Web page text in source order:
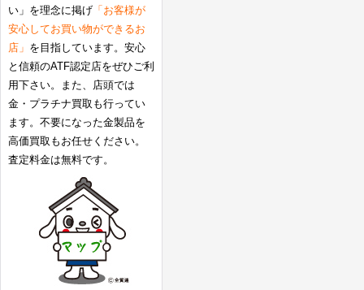
い」を理念に掲げ 「お客様が
安心してお買い物ができるお
店」 を目指しています。安心
と信頼のATF認定店をぜひご利
用下さい。また、店頭では
金・プラチナ買取も行ってい
ます。不要になった金製品を
高価買取もお任せください。
査定料金は無料です。